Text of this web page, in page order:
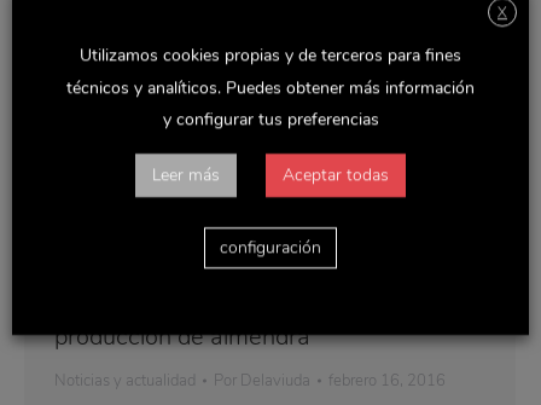
producción de almendra
Noticias y actualidad Por Delaviuda febrero 16, 2016
X
Utilizamos cookies propias y de terceros para fines
técnicos y analíticos. Puedes obtener más información
y configurar tus preferencias
Leer más Aceptar todas
configuración